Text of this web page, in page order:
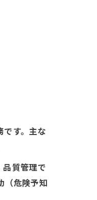
す。主な
質管理で
（危険予知